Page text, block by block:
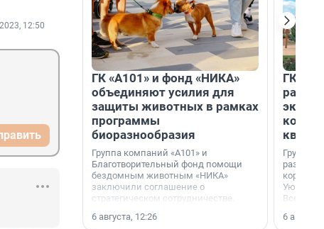
12:50
ГК «А101» и фонд «НИКА»
объединяют усилия для
защиты животных в рамках
программы
биоразнообразия
Группа компаний «А101» и
Благотворительный фонд помощи
бездомным животным «НИКА»
заключили соглашение о
стратегическом сотрудничестве.
6 августа, 12:26
ГК
Группа
корпуса
Уютный
6